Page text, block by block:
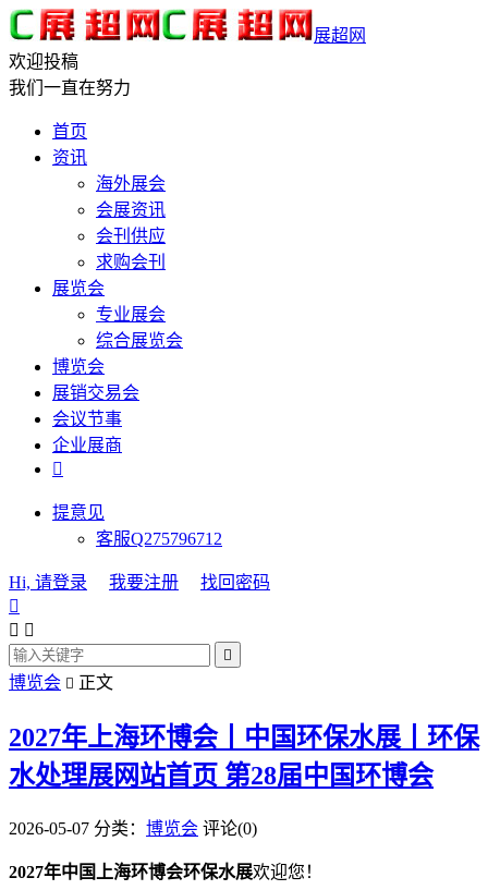
展超网
欢迎投稿
我们一直在努力
首页
资讯
海外展会
会展资讯
会刊供应
求购会刊
展览会
专业展会
综合展览会
博览会
展销交易会
会议节事
企业展商

提意见
客服Q275796712
Hi, 请登录 我要注册
找回密码

 

博览会  正文
2027年上海环博会丨中国环保水展丨环保
水处理展网站首页 第28届中国环博会
2026-05-07 分类： 博览会 评论(0)
2027年中国上海环博会环保水展欢迎您！